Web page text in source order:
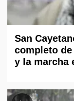
San
completo
y la marcha